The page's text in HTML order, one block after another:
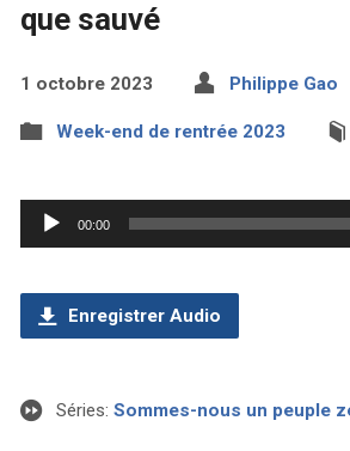
que sauvé
1 octobre 2023 Philippe Gao
Week-end de rentrée 2023
Lecteur
audio
00:00
Enregistrer Audio
Séries: Sommes-nous un peuple